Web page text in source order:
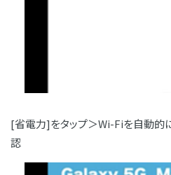
[省電力]をタップ＞Wi-Fiを自動的
認